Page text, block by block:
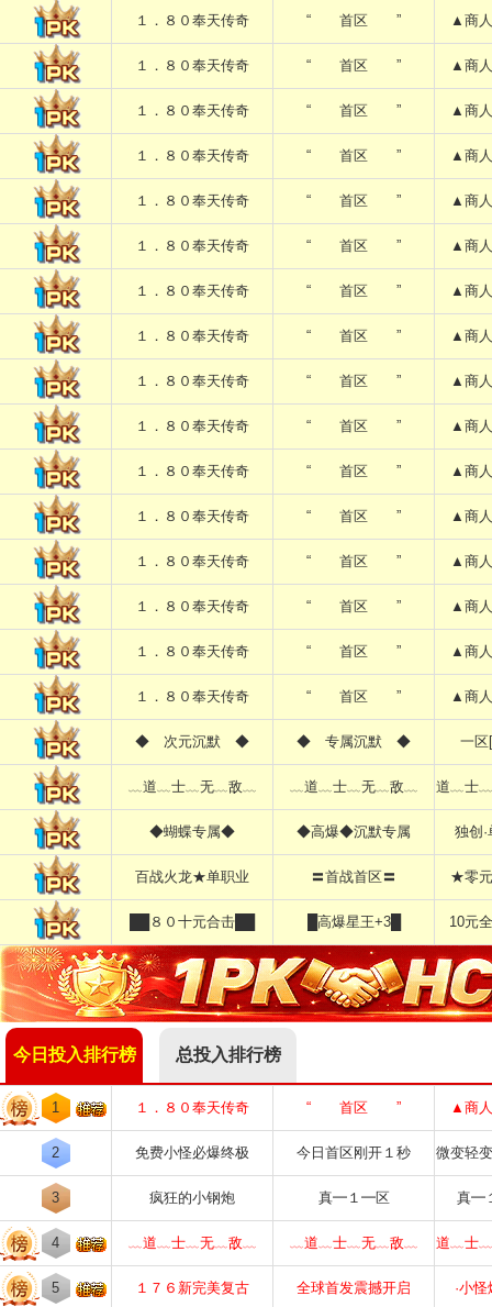
１．８０奉天传奇 “ 首区 ” ▲商
１．８０奉天传奇 “ 首区 ” ▲商
１．８０奉天传奇 “ 首区 ” ▲商
１．８０奉天传奇 “ 首区 ” ▲商
１．８０奉天传奇 “ 首区 ” ▲商
１．８０奉天传奇 “ 首区 ” ▲商
１．８０奉天传奇 “ 首区 ” ▲商
１．８０奉天传奇 “ 首区 ” ▲商
１．８０奉天传奇 “ 首区 ” ▲商
１．８０奉天传奇 “ 首区 ” ▲商
１．８０奉天传奇 “ 首区 ” ▲商
１．８０奉天传奇 “ 首区 ” ▲商
１．８０奉天传奇 “ 首区 ” ▲商
１．８０奉天传奇 “ 首区 ” ▲商
１．８０奉天传奇 “ 首区 ” ▲商
１．８０奉天传奇 “ 首区 ” ▲商
◆ 次元沉默 ◆ ◆ 专属沉默 ◆ 一区
﹏道﹏士﹏无﹏敌﹏ ﹏道﹏士﹏无﹏敌﹏ 道﹏士
◆蝴蝶专属◆ ◆高爆◆沉默专属 独创
百战火龙★单职业 〓首战首区〓 ★零
██８０十元合击██ █高爆星王+3█ 10元
今日投入排行榜 总投入排行榜
1 １．８０奉天传奇 “ 首区 ” ▲商
2 免费小怪必爆终极 今日首区刚开１秒 微变轻
3 疯狂的小钢炮 真━１━区 真━
4 ﹏道﹏士﹏无﹏敌﹏ ﹏道﹏士﹏无﹏敌﹏ 道﹏士
5 １７６新完美复古 全球首发震撼开启 ·小